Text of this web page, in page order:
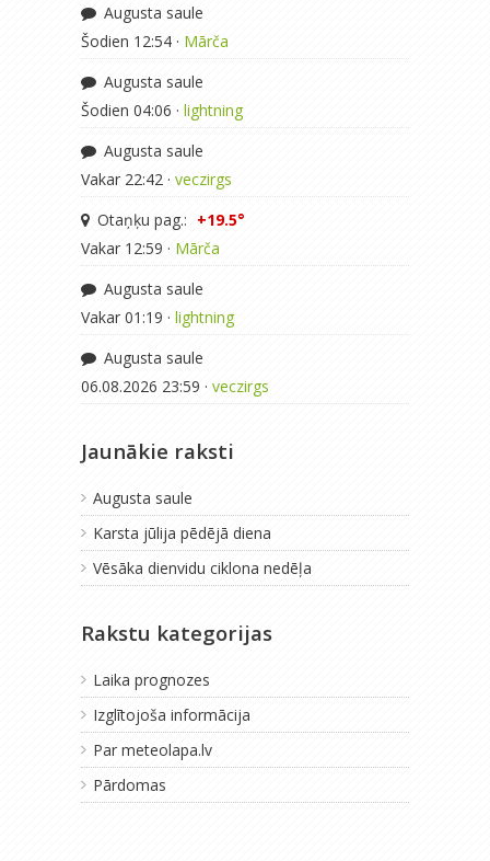
Augusta saule
Šodien 12:54 · Mārča
Augusta saule
Šodien 04:06 · lightning
Augusta saule
Vakar 22:42 · veczirgs
Otaņķu pag.: +19.5°
Vakar 12:59 · Mārča
Augusta saule
Vakar 01:19 · lightning
Augusta saule
06.08.2026 23:59 · veczirgs
Jaunākie raksti
Augusta saule
Karsta jūlija pēdējā diena
Vēsāka dienvidu ciklona nedēļa
Rakstu kategorijas
Laika prognozes
Izglītojoša informācija
Par meteolapa.lv
Pārdomas